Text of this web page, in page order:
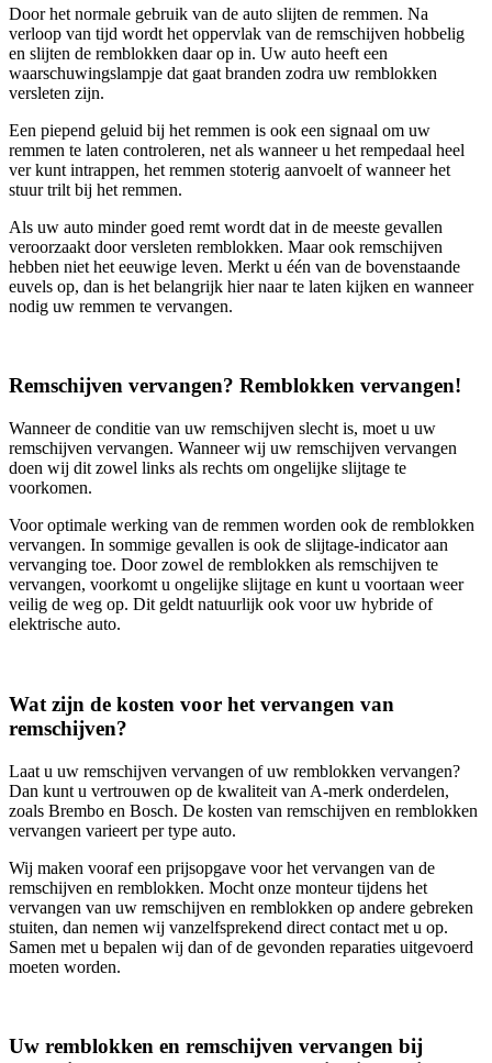
Door het normale gebruik van de auto slijten de remmen. Na
verloop van tijd wordt het oppervlak van de remschijven hobbelig
en slijten de remblokken daar op in. Uw auto heeft een
waarschuwingslampje dat gaat branden zodra uw remblokken
versleten zijn.
Een piepend geluid bij het remmen is ook een signaal om uw
remmen te laten controleren, net als wanneer u het rempedaal heel
ver kunt intrappen, het remmen stoterig aanvoelt of wanneer het
stuur trilt bij het remmen.
Als uw auto minder goed remt wordt dat in de meeste gevallen
veroorzaakt door versleten remblokken. Maar ook remschijven
hebben niet het eeuwige leven. Merkt u één van de bovenstaande
euvels op, dan is het belangrijk hier naar te laten kijken en wanneer
nodig uw remmen te vervangen.
Remschijven vervangen? Remblokken vervangen!
Wanneer de conditie van uw remschijven slecht is, moet u uw
remschijven vervangen. Wanneer wij uw remschijven vervangen
doen wij dit zowel links als rechts om ongelijke slijtage te
voorkomen.
Voor optimale werking van de remmen worden ook de remblokken
vervangen. In sommige gevallen is ook de slijtage-indicator aan
vervanging toe. Door zowel de remblokken als remschijven te
vervangen, voorkomt u ongelijke slijtage en kunt u voortaan weer
veilig de weg op. Dit geldt natuurlijk ook voor uw hybride of
elektrische auto.
Wat zijn de kosten voor het vervangen van
remschijven?
Laat u uw remschijven vervangen of uw remblokken vervangen?
Dan kunt u vertrouwen op de kwaliteit van A-merk onderdelen,
zoals Brembo en Bosch. De kosten van remschijven en remblokken
vervangen varieert per type auto.
Wij maken vooraf een prijsopgave voor het vervangen van de
remschijven en remblokken. Mocht onze monteur tijdens het
vervangen van uw remschijven en remblokken op andere gebreken
stuiten, dan nemen wij vanzelfsprekend direct contact met u op.
Samen met u bepalen wij dan of de gevonden reparaties uitgevoerd
moeten worden.
Uw remblokken en remschijven vervangen bij